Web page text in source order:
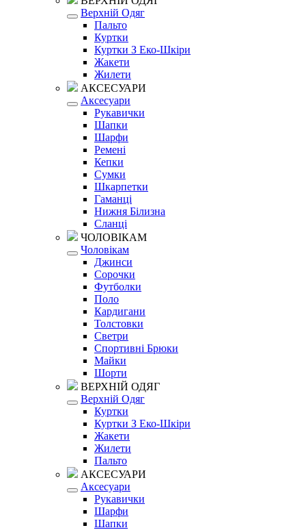
Верхній Одяг
Пальто
Куртки
Куртки З Еко-Шкіри
Жакети
Жилети
АКСЕСУАРИ
Аксесуари
Рукавички
Шапки
Шарфи
Ремені
Кепки
Сумки
Шкарпетки
Гаманці
Нижня Білизна
Сланці
ЧОЛОВІКАМ
Чоловікам
Джинси
Сорочки
Футболки
Поло
Кардигани
Толстовки
Светри
Спортивні Брюки
Майки
Шорти
ВЕРХНІЙ ОДЯГ
Верхній Одяг
Куртки
Куртки З Еко-Шкіри
Жакети
Жилети
Пальто
АКСЕСУАРИ
Аксесуари
Рукавички
Шарфи
Шапки